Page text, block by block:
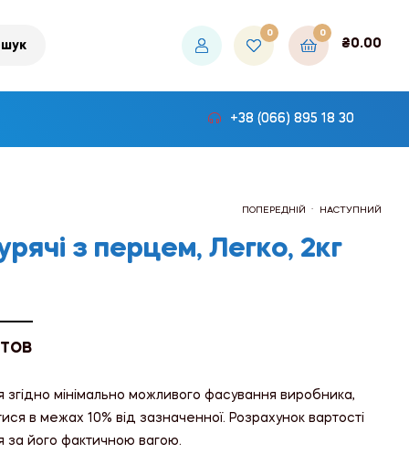
0 0
₴0.00
+38 (066) 895 18 30
ПОПЕРЕДНІЙ НАСТУПНИЙ
з перцем, Легко, 2кг
ТОВ
згідно мінімально можливого фасування виробника,
в межах 10% від зазначенної. Розрахунок вартості
за його фактичною вагою.